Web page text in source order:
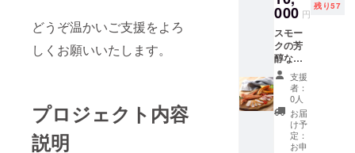
どうぞ温かいご支援をよろ
しくお願いいたします。
プロジェクト内容
説明
とやや
複雑な
味わい
は復数
年ブレ
ンドに
よるも
ので
す。 後
味に果
実の甘
ま飲む
のはも
ちろ
ん、料
理に
使った
り、お
茶や
コー
ヒーを
いれた
000 円
残り57
スモー
クの芳
醇な香
りと、
軍鶏の
血を受
け継ぐ
適度な
歯ごた
えと奥
支援
者：
0人
お届
け予
定：
お申